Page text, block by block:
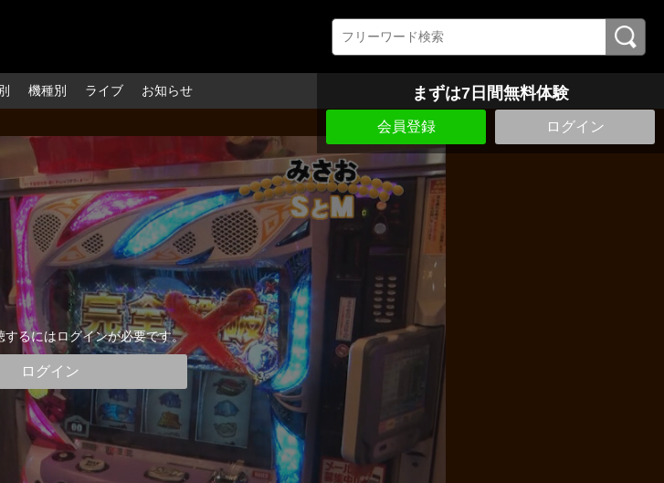
機種別 ライブ お知らせ まずは7日間無料体験
会員登録 ログイン
するにはログインが必要です。
ログイン